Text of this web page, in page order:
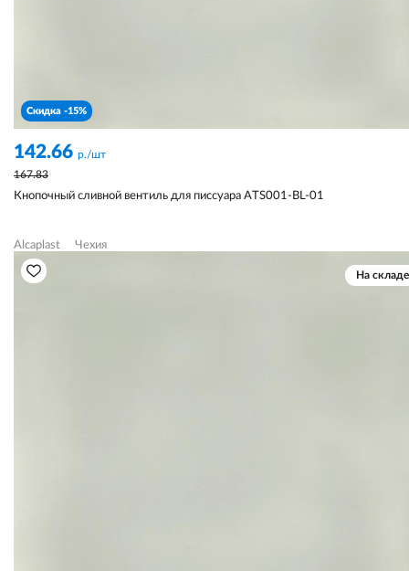
Скидка -15%
142.66 р./шт
167.83
Кнопочный сливной вентиль для писсуара ATS001-BL-01
Alcaplast Чехия
На складе